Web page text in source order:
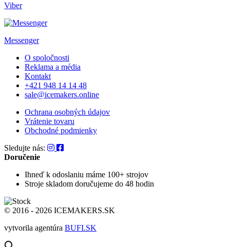
Viber
Messenger
O spoločnosti
Reklama a média
Kontakt
+421 948 14 14 48
sale@icemakers.online
Ochrana osobných údajov
Vrátenie tovaru
Obchodné podmienky
Sledujte nás:
Doručenie
Ihneď k odoslaniu máme 100+ strojov
Stroje skladom doručujeme do 48 hodin
© 2016 - 2026 ICEMAKERS.SK
vytvorila agentúra BUFI.SK